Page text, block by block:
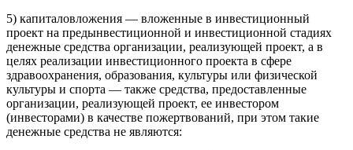
5) капиталовложения — вложенные в инвестиционный
проект на предынвестиционной и инвестиционной стадиях
денежные средства организации, реализующей проект, а в
целях реализации инвестиционного проекта в сфере
здравоохранения, образования, культуры или физической
культуры и спорта — также средства, предоставленные
организации, реализующей проект, ее инвестором
(инвесторами) в качестве пожертвований, при этом такие
денежные средства не являются: